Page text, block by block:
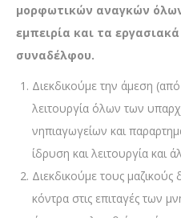
μορφωτικών αναγκών
εμπειρία και τα
συναδέλφου.
Διεκδικούμε την άμεση
λειτουργία όλων των
νηπιαγωγείων και
ίδρυση και λειτουργία
Διεκδικούμε τους
κόντρα στις επιταγές των